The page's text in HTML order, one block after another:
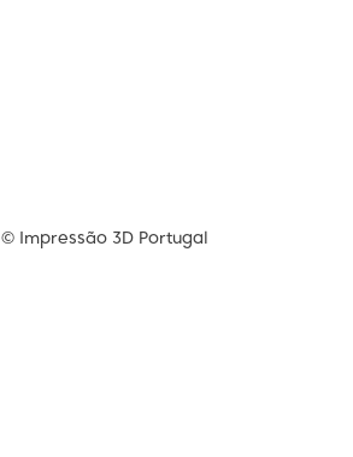
© Impressão 3D Portugal